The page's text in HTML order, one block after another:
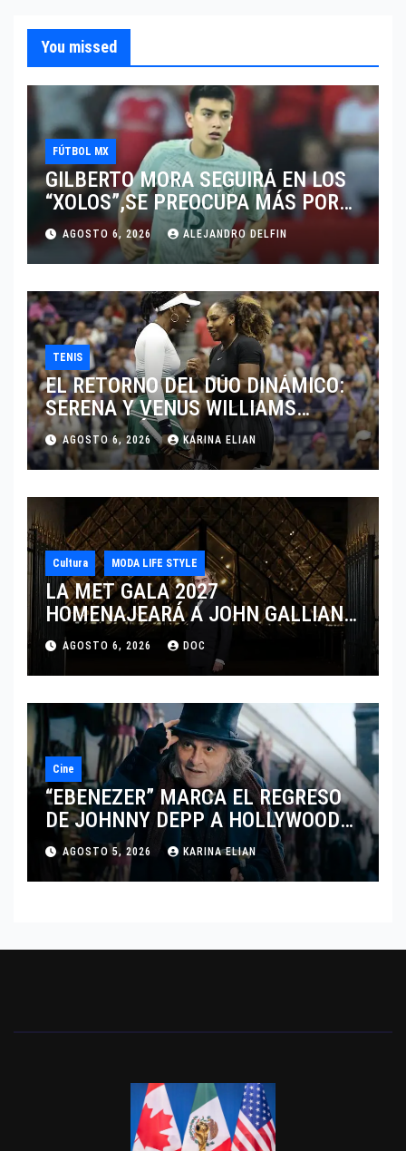
You missed
FÚTBOL MX
GILBERTO MORA SEGUIRÁ EN LOS
“XOLOS”,SE PREOCUPA MÁS POR
JUGAR EN SU EQUIPO.
AGOSTO 6, 2026 ALEJANDRO DELFIN
TENIS
EL RETORNO DEL DÚO DINÁMICO:
SERENA Y VENUS WILLIAMS
DISPUTARÁN LOS DOBLES EN
CINCINNATI 2026
AGOSTO 6, 2026 KARINA ELIAN
Cultura MODA LIFE STYLE
LA MET GALA 2027
HOMENAJEARÁ A JOHN GALLIANO
MARCANDO EL REGRESO DEL REY
DEL DRAMATISMO
AGOSTO 6, 2026 DOC
Cine
“EBENEZER” MARCA EL REGRESO
DE JOHNNY DEPP A HOLLYWOOD
TRAS SU PASO POR EL CINE
INDEPENDIENTE EUROPEO
AGOSTO 5, 2026 KARINA ELIAN